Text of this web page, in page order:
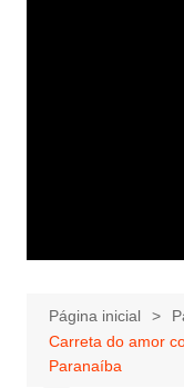
Página inicial
Carreta do amor
Paranaíba